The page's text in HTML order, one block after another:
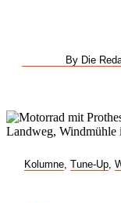
By Die
Kolumne Tune-Up